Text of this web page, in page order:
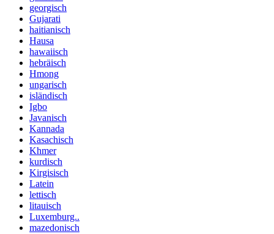
georgisch
Gujarati
haitianisch
Hausa
hawaiisch
hebräisch
Hmong
ungarisch
isländisch
Igbo
Javanisch
Kannada
Kasachisch
Khmer
kurdisch
Kirgisisch
Latein
lettisch
litauisch
Luxemburg..
mazedonisch